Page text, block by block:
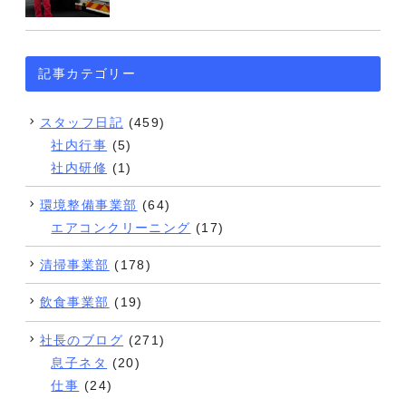
記事カテゴリー
スタッフ日記 (459)
社内行事 (5)
社内研修 (1)
環境整備事業部 (64)
エアコンクリーニング (17)
清掃事業部 (178)
飲食事業部 (19)
社長のブログ (271)
息子ネタ (20)
仕事 (24)